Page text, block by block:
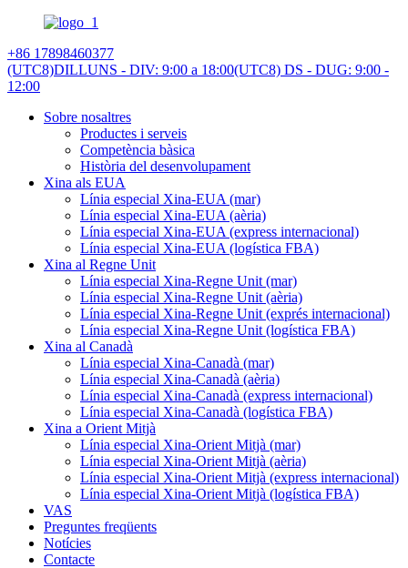
+86 17898460377
(UTC8)DILLUNS - DIV: 9:00 a 18:00(UTC8) DS - DUG: 9:00 -
12:00
Sobre nosaltres
Productes i serveis
Competència bàsica
Història del desenvolupament
Xina als EUA
Línia especial Xina-EUA (mar)
Línia especial Xina-EUA (aèria)
Línia especial Xina-EUA (express internacional)
Línia especial Xina-EUA (logística FBA)
Xina al Regne Unit
Línia especial Xina-Regne Unit (mar)
Línia especial Xina-Regne Unit (aèria)
Línia especial Xina-Regne Unit (exprés internacional)
Línia especial Xina-Regne Unit (logística FBA)
Xina al Canadà
Línia especial Xina-Canadà (mar)
Línia especial Xina-Canadà (aèria)
Línia especial Xina-Canadà (express internacional)
Línia especial Xina-Canadà (logística FBA)
Xina a Orient Mitjà
Línia especial Xina-Orient Mitjà (mar)
Línia especial Xina-Orient Mitjà (aèria)
Línia especial Xina-Orient Mitjà (express internacional)
Línia especial Xina-Orient Mitjà (logística FBA)
VAS
Preguntes freqüents
Notícies
Contacte